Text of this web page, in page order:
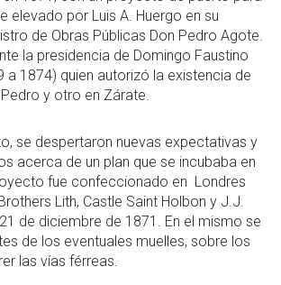
elevado por Luis A. Huergo en su
de Obras Públicas Don Pedro Agote.
la presidencia de Domingo Faustino
a 1874) quien autorizó la existencia de
y otro en Zárate.
se despertaron nuevas expectativas y
acerca de un plan que se incubaba en
fue confeccionado en Londres
Lith, Castle Saint Holbon y J.J.
de diciembre de 1871. En el mismo se
de los eventuales muelles, sobre los
las vías férreas.